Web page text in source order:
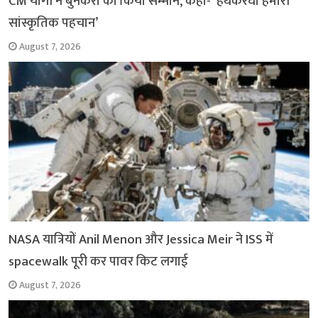
सांस्कृतिक पहचान’
August 7, 2026
NASA यात्रियों Anil Menon और Jessica Meir ने ISS में
spacewalk पूरी कर पावर किट लगाई
August 7, 2026